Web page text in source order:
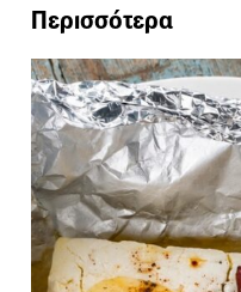
Περισσότερα